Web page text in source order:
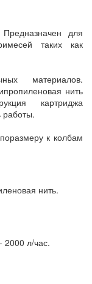
для
таких как
материалов.
нить
картриджа
работы.
к колбам
нить.
2000 л/час.